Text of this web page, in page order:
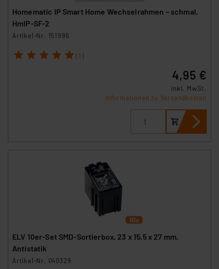
Homematic IP Smart Home Wechselrahmen – schmal,
HmIP-SF-2
Artikel-Nr. 151996
1 2 3 4 5 (1)
4,95 €
inkl. MwSt.
Informationen zu Versandkosten
ELV 10er-Set SMD-Sortierbox, 23 x 15,5 x 27 mm,
Antistatik
Artikel-Nr. 040329